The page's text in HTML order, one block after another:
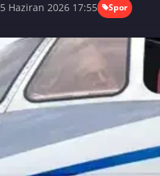
5 Haziran 2026 17:55 Spor